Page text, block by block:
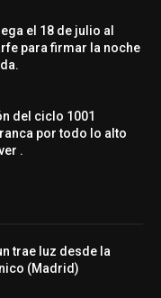
el 18 de julio al
para firmar la noche
del ciclo 1001
por todo lo alto
.
trae luz desde la
(Madrid)